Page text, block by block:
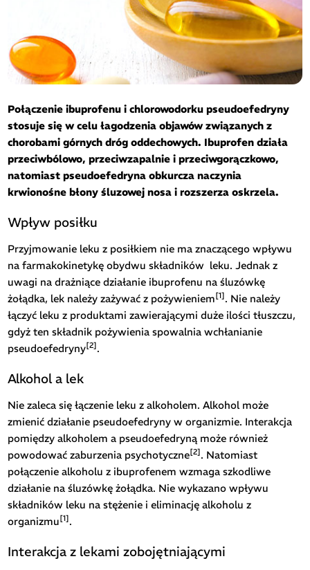
Połączenie ibuprofenu i chlorowodorku pseudoefedryny
stosuje się w celu łagodzenia objawów związanych z
chorobami górnych dróg oddechowych. Ibuprofen działa
przeciwbólowo, przeciwzapalnie i przeciwgorączkowo,
natomiast pseudoefedryna obkurcza naczynia
krwionośne błony śluzowej nosa i rozszerza oskrzela.
Wpływ posiłku
Przyjmowanie leku z posiłkiem nie ma znaczącego wpływu
na farmakokinetykę obydwu składników leku. Jednak z
uwagi na drażniące działanie ibuprofenu na śluzówkę
żołądka, lek należy zażywać z pożywieniem[1]. Nie należy
łączyć leku z produktami zawierającymi duże ilości tłuszczu,
gdyż ten składnik pożywienia spowalnia wchłanianie
pseudoefedryny[2].
Alkohol a lek
Nie zaleca się łączenie leku z alkoholem. Alkohol może
zmienić działanie pseudoefedryny w organizmie. Interakcja
pomiędzy alkoholem a pseudoefedryną może również
powodować zaburzenia psychotyczne[2]. Natomiast
połączenie alkoholu z ibuprofenem wzmaga szkodliwe
działanie na śluzówkę żołądka. Nie wykazano wpływu
składników leku na stężenie i eliminację alkoholu z
organizmu[1].
Interakcja z lekami zobojętniającymi